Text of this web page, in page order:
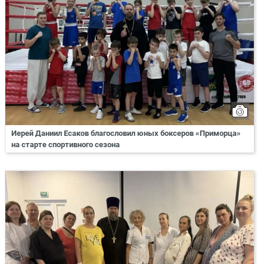
Иерей Даниил Есаков благословил юных боксеров «Приморца»
на старте спортивного сезона